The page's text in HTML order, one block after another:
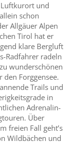
und
schon
Allgäuer Alpen
Tirol hat er
klare Bergluft
Radfahrer radeln
wunderschönen
den Forggensee.
Trails und
in
Adrenalin-
Über
freien Fall geht’s
Wildbächen und